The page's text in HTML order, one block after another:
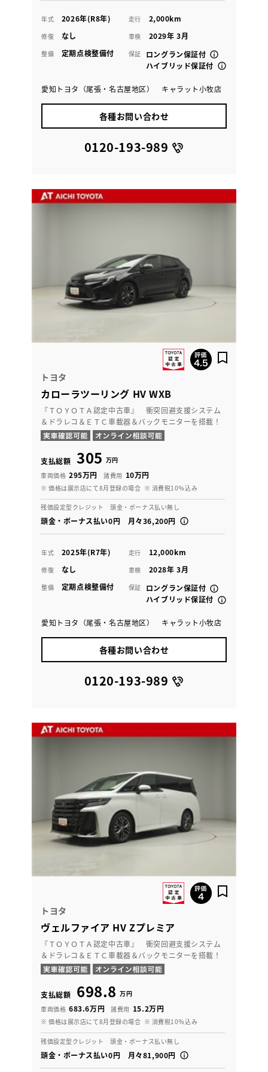
年式 2026年(R8年) 走行 2,000km
修復 なし 車検 2029年 3月
整備 定期点検整備付 保証
ロングラン保証付
ハイブリッド保証付
愛知トヨタ（尾張・名古屋地区） キャラット小牧店
各種お問い合わせ
0120-193-989
トヨタ
カローラツーリング HV WXB
『ＴＯＹＯＴＡ認定中古車』 衝突回避支援システム
＆ドラレコ＆ＥＴＣ車載器＆バックモニターを搭載！
支払総額 305 万円
車両価格 295万円 諸費用 10万円
※ 価格は展示店にて8月登録の場合 ※ 消費税10％込み
残価設定型クレジット 頭金・ボーナス払い無し
頭金・ボーナス払い0円 月々36,200円
年式 2025年(R7年) 走行 12,000km
修復 なし 車検 2028年 3月
整備 定期点検整備付 保証
ロングラン保証付
ハイブリッド保証付
愛知トヨタ（尾張・名古屋地区） キャラット小牧店
各種お問い合わせ
0120-193-989
トヨタ
ヴェルファイア HV Zプレミア
『ＴＯＹＯＴＡ認定中古車』 衝突回避支援システム
＆ドラレコ＆ＥＴＣ車載器＆バックモニターを搭載！
支払総額 698.8 万円
車両価格 683.6万円 諸費用 15.2万円
※ 価格は展示店にて8月登録の場合 ※ 消費税10％込み
残価設定型クレジット 頭金・ボーナス払い無し
頭金・ボーナス払い0円 月々81,900円